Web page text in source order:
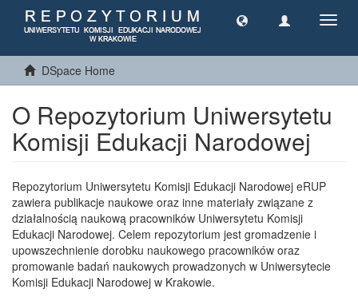
DSpace Home
O Repozytorium Uniwersytetu
Komisji Edukacji Narodowej
Repozytorium Uniwersytetu Komisji Edukacji Narodowej eRUP
zawiera publikacje naukowe oraz inne materiały związane z
działalnością naukową pracowników Uniwersytetu Komisji
Edukacji Narodowej. Celem repozytorium jest gromadzenie i
upowszechnienie dorobku naukowego pracowników oraz
promowanie badań naukowych prowadzonych w Uniwersytecie
Komisji Edukacji Narodowej w Krakowie.